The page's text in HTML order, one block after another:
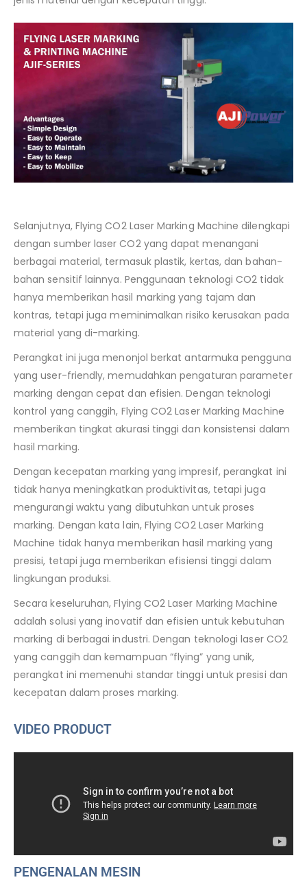
Selanjutnya, Flying CO2 Laser Marking Machine dilengkapi
dengan sumber laser CO2 yang dapat menangani
berbagai material, termasuk plastik, kertas, dan bahan-
bahan sensitif lainnya. Penggunaan teknologi CO2 tidak
hanya memberikan hasil marking yang tajam dan
kontras, tetapi juga meminimalkan risiko kerusakan pada
material yang di-marking.
Perangkat ini juga menonjol berkat antarmuka pengguna
yang user-friendly, memudahkan pengaturan parameter
marking dengan cepat dan efisien. Dengan teknologi
kontrol yang canggih, Flying CO2 Laser Marking Machine
memberikan tingkat akurasi tinggi dan konsistensi dalam
hasil marking.
Dengan kecepatan marking yang impresif, perangkat ini
tidak hanya meningkatkan produktivitas, tetapi juga
mengurangi waktu yang dibutuhkan untuk proses
marking. Dengan kata lain, Flying CO2 Laser Marking
Machine tidak hanya memberikan hasil marking yang
presisi, tetapi juga memberikan efisiensi tinggi dalam
lingkungan produksi.
Secara keseluruhan, Flying CO2 Laser Marking Machine
adalah solusi yang inovatif dan efisien untuk kebutuhan
marking di berbagai industri. Dengan teknologi laser CO2
yang canggih dan kemampuan “flying” yang unik,
perangkat ini memenuhi standar tinggi untuk presisi dan
kecepatan dalam proses marking.
VIDEO PRODUCT
PENGENALAN MESIN